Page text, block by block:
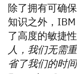
除了拥有可确
知识之外，
了高度的敏捷性
人，我们无需
省了我们的时